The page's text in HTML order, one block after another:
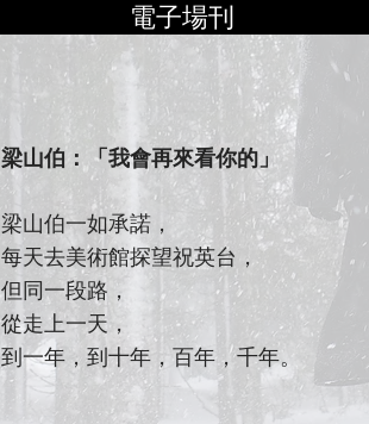
電子場刊
梁山伯：「我會再來看你的」
梁山伯一如承諾，
每天去美術館探望祝英台，
但同一段路，
從走上一天，
到一年，到十年，百年，千年。